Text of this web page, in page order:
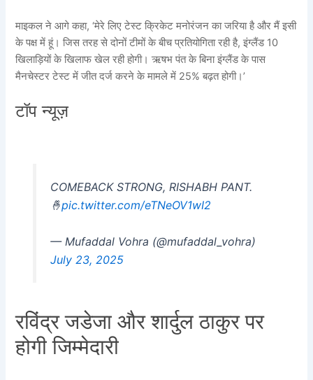
माइकल ने आगे कहा, ‘मेरे लिए टेस्ट क्रिकेट मनोरंजन का जरिया है और मैं इसी
के पक्ष में हूं। जिस तरह से दोनों टीमों के बीच प्रतियोगिता रही है, इंग्लैंड 10
खिलाड़ियों के खिलाफ खेल रही होगी। ऋषभ पंत के बिना इंग्लैंड के पास
मैनचेस्टर टेस्ट में जीत दर्ज करने के मामले में 25% बढ़त होगी।’
टॉप न्यूज़
COMEBACK STRONG, RISHABH PANT.
🤞pic.twitter.com/eTNeOV1wI2
— Mufaddal Vohra (@mufaddal_vohra)
July 23, 2025
रविंद्र जडेजा और शार्दुल ठाकुर पर
होगी जिम्मेदारी